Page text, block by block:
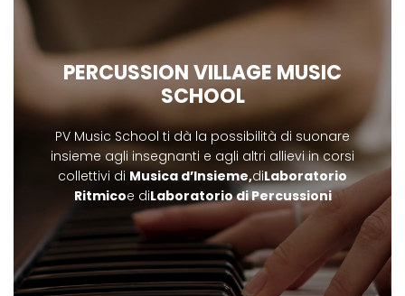
PERCUSSION VILLAGE MUSIC
SCHOOL
PV Music School ti dà la possibilità di suonare
insieme agli insegnanti e agli altri allievi in corsi
collettivi di Musica d’Insieme,diLaboratorio
Ritmicoe diLaboratorio di Percussioni